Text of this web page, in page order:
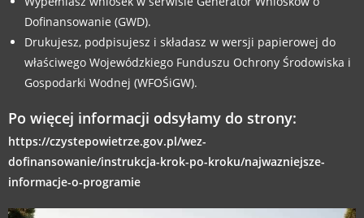
Dofinansowanie (GWD).
Drukujesz, podpisujesz i składasz w wersji papierowej do
właściwego Wojewódzkiego Funduszu Ochrony Środowiska i
Gospodarki Wodnej (WFOŚiGW).
Po więcej informacji odsyłamy do strony:
https://czystepowietrze.gov.pl/wez-
dofinansowanie/instrukcja-krok-po-kroku/najwazniejsze-
informacje-o-programie